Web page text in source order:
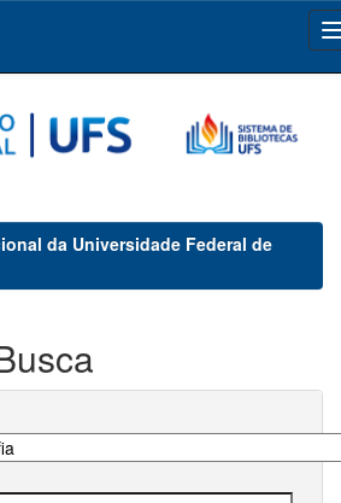
da Universidade Federal de